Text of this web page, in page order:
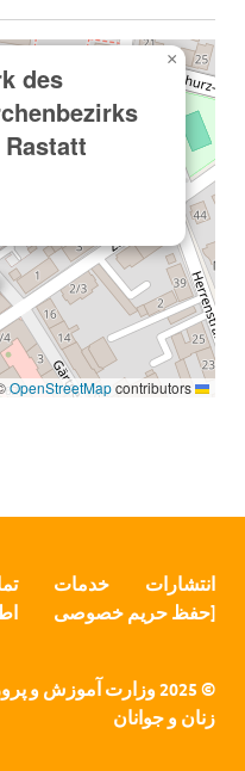
des
×
OpenStreetMapcontributors
انتشارات خدمات
[حفظ حریم خصوصی
© 2025 وزارت آموزش و
زنان و جوانان